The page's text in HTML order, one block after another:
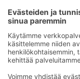
Yhteishyvä Ruoka -
S-ostoslista -sovellus
Prisma.fi
Sokos.fi
S-Pankki